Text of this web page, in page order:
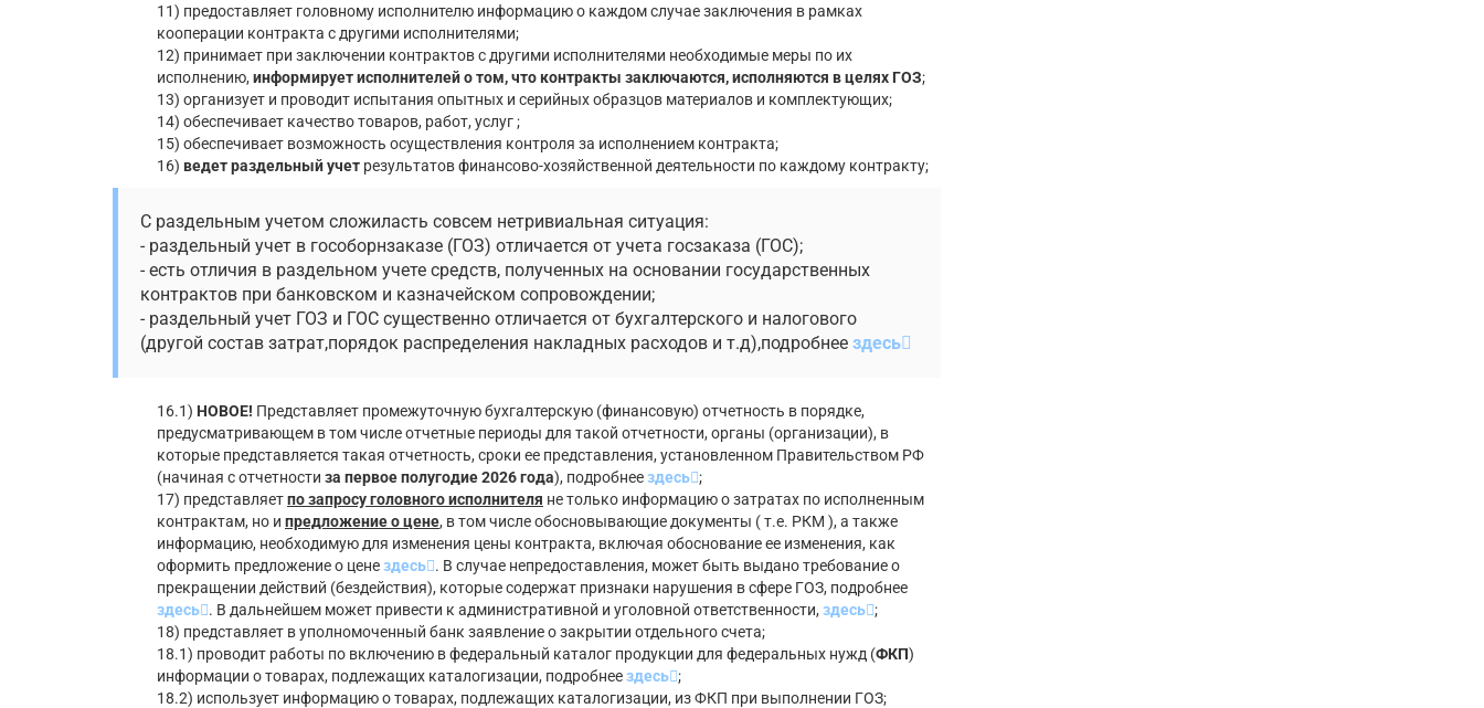
11) предоставляет головному исполнителю информацию о каждом случае заключения в рамках
кооперации контракта с другими исполнителями;
12) принимает при заключении контрактов с другими исполнителями необходимые меры по их
исполнению, информирует исполнителей о том, что контракты заключаются, исполняются в целях ГОЗ;
13) организует и проводит испытания опытных и серийных образцов материалов и комплектующих;
14) обеспечивает качество товаров, работ, услуг ;
15) обеспечивает возможность осуществления контроля за исполнением контракта;
16) ведет раздельный учет результатов финансово-хозяйственной деятельности по каждому контракту;
С раздельным учетом сложиласть совсем нетривиальная ситуация:
- раздельный учет в гособорнзаказе (ГОЗ) отличается от учета госзаказа (ГОС);
- есть отличия в раздельном учете средств, полученных на основании государственных
контрактов при банковском и казначейском сопровождении;
- раздельный учет ГОЗ и ГОС существенно отличается от бухгалтерского и налогового
(другой состав затрат,порядок распределения накладных расходов и т.д),подробнее здесь
16.1) НОВОЕ! Представляет промежуточную бухгалтерскую (финансовую) отчетность в порядке,
предусматривающем в том числе отчетные периоды для такой отчетности, органы (организации), в
которые представляется такая отчетность, сроки ее представления, установленном Правительством РФ
(начиная с отчетности за первое полугодие 2026 года), подробнеездесь ;
17) представляетпо запросу головного исполнителя не только информацию о затратах по исполненным
контрактам, но и предложение о цене, в том числе обосновывающие документы ( т.е. РКМ ), а также
информацию, необходимую для изменения цены контракта, включая обоснование ее изменения, как
оформить предложение о ценездесь . В случае непредоставления, может быть выдано требование о
прекращении действий (бездействия), которые содержат признаки нарушения в сфере ГОЗ, подробнее
здесь . В дальнейшем может привести к административной и уголовной ответственности, здесь ;
18) представляет в уполномоченный банк заявление о закрытии отдельного счета;
18.1) проводит работы по включению в федеральный каталог продукции для федеральных нужд (ФКП)
информации о товарах, подлежащих каталогизации, подробнеездесь ;
18.2) использует информацию о товарах, подлежащих каталогизации, из ФКП при выполнении ГОЗ;